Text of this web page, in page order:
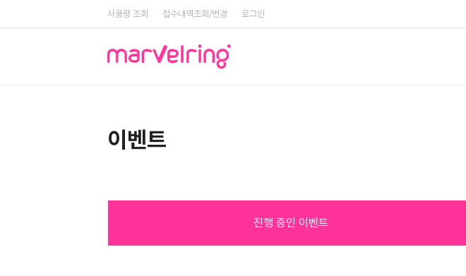
사용량 조회 접수내역조회/변경 로그인
이벤트
진행 중인 이벤트